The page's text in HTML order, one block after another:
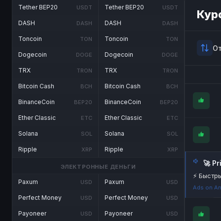
Tether BEP20 USDT
DASH DASH
Toncoin TON
Dogecoin DOGE
TRX TRON
Bitcoin Cash BCH
BinanceCoin BEP20
Ether Classic ETC
Solana SOL
Ripple XRP
Tether BEP20 USDT
DASH DASH
Toncoin TON
Dogecoin DOGE
TRX TRON
Bitcoin Cash BCH
BinanceCoin BEP20
Ether Classic ETC
Solana SOL
Ripple XRP
ЭЛЕКТРОННЫЕ ДЕНЬГИ
Paxum USD
Perfect Money USD
Payoneer USD
Paxum USD
Perfect Money USD
Payoneer USD
🚀
⚡
Ads on